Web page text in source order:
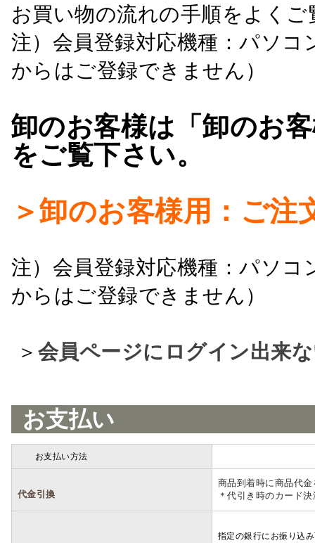
お買い物の流れの手順をよくご
注）会員登録対応機種：パソ
からはご登録できません）
卸のお客様は「卸のお
をご覧下さい。
＞卸のお客様用：ご注
注）会員登録対応機種：パソ
からはご登録できません）
＞ 会員ページにログイン出来
お支払い
お支払い方法
代金引換
商品到着時に商品代
＊代引き時のカード
指定の銀行にお振り込